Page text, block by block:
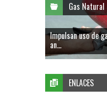
Gas Natural
Impulsan uso de
an...
ENLACES